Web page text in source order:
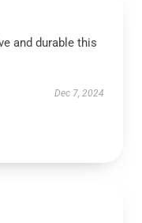
and durable this
Dec 7, 2024